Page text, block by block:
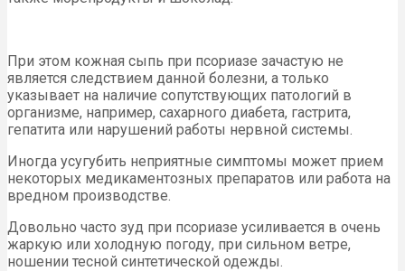
При этом кожная сыпь при псориазе зачастую не
является следствием данной болезни, а только
указывает на наличие сопутствующих патологий в
организме, например, сахарного диабета, гастрита,
гепатита или нарушений работы нервной системы.
Иногда усугубить неприятные симптомы может прием
некоторых медикаментозных препаратов или работа на
вредном производстве.
Довольно часто зуд при псориазе усиливается в очень
жаркую или холодную погоду, при сильном ветре,
ношении тесной синтетической одежды.